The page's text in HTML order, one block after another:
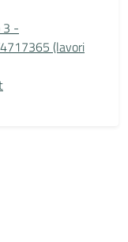
-
(lavori